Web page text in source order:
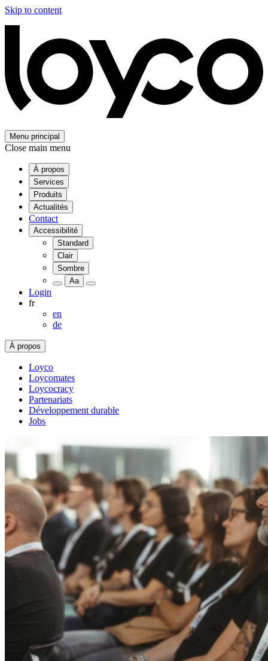
Skip to content
Menu principal
Close main menu
À propos
Services
Produits
Actualités
Contact
Accessibilité
Standard
Clair
Sombre
Aa
Login
fr
en
de
À propos
Loyco
Loycomates
Loycocracy
Partenariats
Développement durable
Jobs